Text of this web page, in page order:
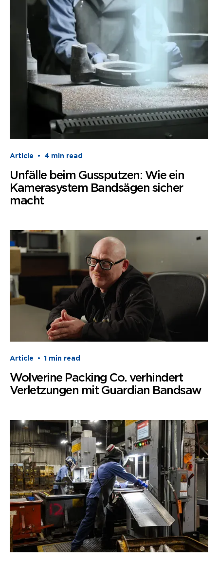
Article • 4 min read
Unfälle beim Gussputzen: Wie ein
Kamerasystem Bandsägen sicher
macht
Article • 1 min read
Wolverine Packing Co. verhindert
Verletzungen mit Guardian Bandsaw